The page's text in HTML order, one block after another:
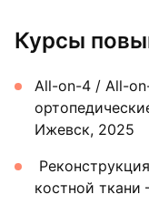
Курсы
All-on-4 / All-
Ижевск, 2025
костной